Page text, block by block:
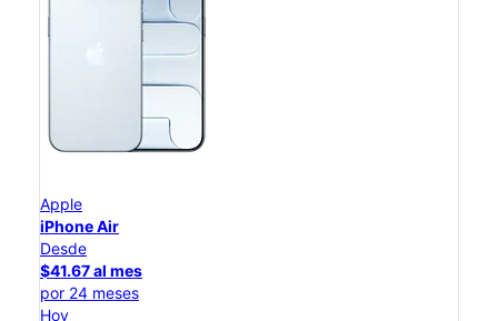
Apple
iPhone Air
Desde
$41.67 al mes
por 24 meses
Hoy